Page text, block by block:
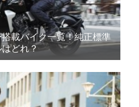
載バイク一覧！純正標準
どれ？